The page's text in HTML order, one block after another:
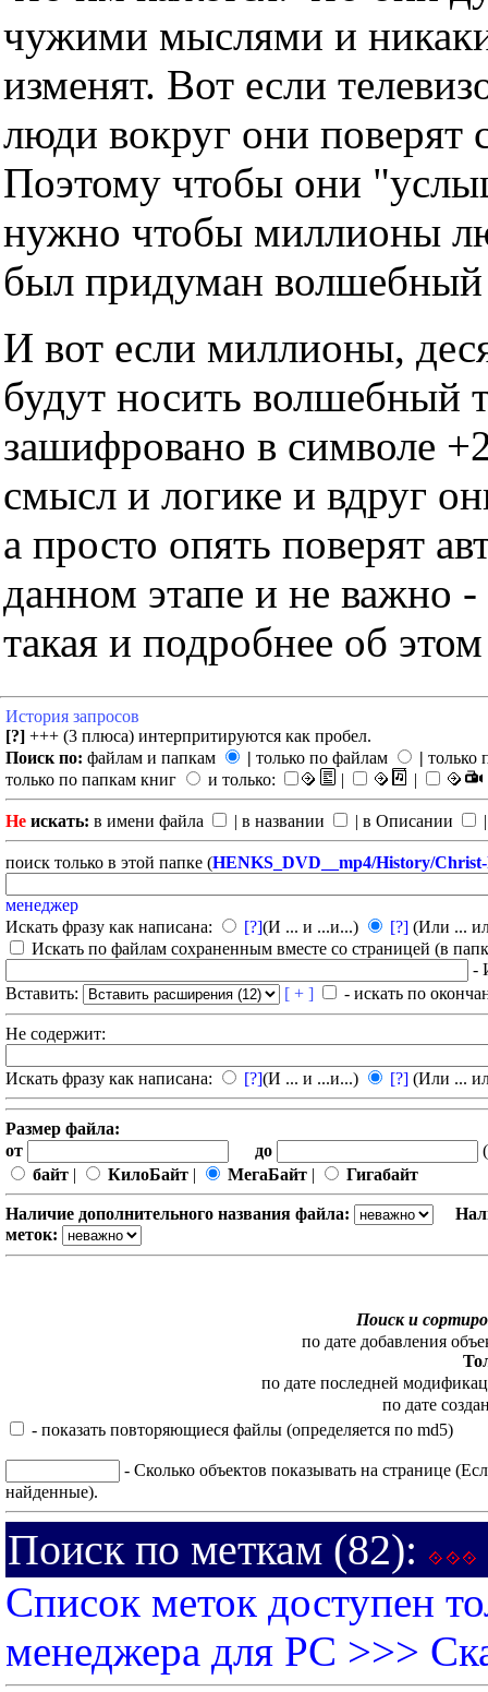
чужими мыслями и
изменят. Вот если
люди вокруг они поверят
Поэтому чтобы они
нужно чтобы миллионы
был придуман волшебный
И вот если миллионы,
будут носить волшебный
зашифровано в символе
смысл и логике и вдруг
а просто опять поверят
данном этапе и не важно
такая и подробнее об
История запросов
[?] +++ (3 плюса) интерпритируются как пробел.
Поиск по: файлам и папкам | только по файлам | только
только по папкам книг
и только: | |
Не искать: в имени файла | в названии | в Описании
поиск только в этой папке (HENKS_DVD__mp4/History/
менеджер
Искать фразу как написана:
[?](И ... и ...и...) [?] (Или ...
Искать по файлам сохраненным вместе со страницей (в
-
Вставить:
[ + ] - искать по
Не содержит:
Искать фразу как написана: [?](И ... и ...и...) [?] (Или ...
Размер файла:
от
до
байт | КилоБайт | МегаБайт | Гигабайт
Наличие дополнительного названия файла:
меток:
Поиск и
по дате добавления
по дате последней
по дате
- показать повторяющиеся файлы (определяется по md5)
- Сколько объектов показывать на странице
найденные).
Поиск по меткам (82):
Список меток доступен
менеджера для PC >>>